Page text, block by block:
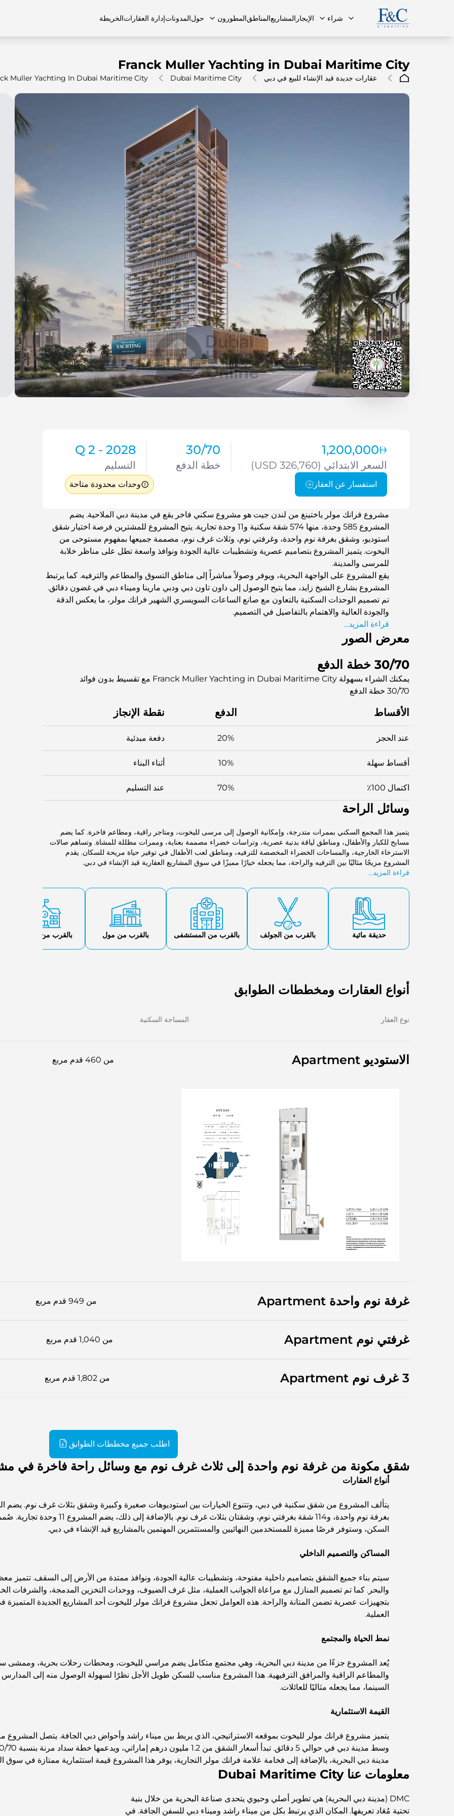
شراء
الشقق
الإيجار المشاريعالمناطقالمطورون حولالمدوناتإدارة العقاراتالخريطة
Franck Muller Yachting in Dubai Maritime City
عقارات جديدة قيد الإنشاء للبيع في دبي Dubai Maritime City
Muller Yachting In Dubai Maritime City
1,200,000
السعر الابتدائي (USD 326,760)
30/70
خطة الدفع
Q 2 - 2028
التسليم
استفسار عن العقار وحدات محدودة متاحة
مشروع فرانك مولر ياختينغ من لندن جيت هو مشروع سكني فاخر يقع في مدينة دبي الملاحية. يضم
المشروع 585 وحدة، منها 574 شقة سكنية و11 وحدة تجارية. يتيح المشروع للمشترين فرصة اختيار شقق
استوديو، وشقق بغرفة نوم واحدة، وغرفتي نوم، وثلاث غرف نوم، مصممة جميعها بمفهوم مستوحى من
اليخوت. يتميز المشروع بتصاميم عصرية وتشطيبات عالية الجودة ونوافذ واسعة تطل على مناظر خلابة
للمرسى والمدينة.
يقع المشروع على الواجهة البحرية، ويوفر وصولاً مباشراً إلى مناطق التسوق والمطاعم والترفيه. كما يرتبط
المشروع بشارع الشيخ زايد، مما يتيح الوصول إلى داون تاون دبي ودبي مارينا وميناء دبي في غضون دقائق.
تم تصميم الوحدات السكنية بالتعاون مع صانع الساعات السويسري الشهير فرانك مولر، ما يعكس الدقة
والجودة العالية والاهتمام بالتفاصيل في التصميم.
قراءة المزيد...
معرض الصور
30/70 خطة الدفع
يمكنك الشراء بسهولة Franck Muller Yachting in Dubai Maritime City مع تقسيط بدون فوائد
30/70 خطة الدفع
الأقساط الدفع نقطة الإنجاز
عند الحجز 20% دفعة مبدئية
أقساط سهلة 10% أثناء البناء
اكتمال 100٪ 70% عند التسليم
وسائل الراحة
يتميز هذا المجمع السكني بممرات متدرجة، وإمكانية الوصول إلى مرسى لليخوت، ومتاجر راقية، ومطاعم فاخرة. كما يضم
مسابح للكبار والأطفال، ومناطق لياقة بدنية عصرية، وتراسات خضراء مصممة بعناية، وممرات مظللة للمشاة. وتساهم صالات
الاسترخاء الخارجية، والمساحات الخضراء المخصصة للترفيه، ومناطق لعب الأطفال في توفير حياة مريحة للسكان. يقدم
المشروع مزيجًا مثاليًا بين الترفيه والراحة، مما يجعله خيارًا مميزًا في سوق المشاريع العقارية قيد الإنشاء في دبي.
قراءة المزيد...
حديقة مائية بالقرب من الجولف بالقرب من المستشفى بالقرب من مول بالقرب من مدرسة
أنواع العقارات ومخططات الطوابق
نوع العقار المساحة السكنية
الاستوديو Apartment من 460 قدم مربع
غرفة نوم واحدة Apartment من 949 قدم مربع
غرفتي نوم Apartment من 1,040 قدم مربع
3 غرف نوم Apartment من 1,802 قدم مربع
اطلب جميع مخططات الطوابق
شقق مكونة من غرفة نوم واحدة إلى ثلاث غرف نوم مع وسائل راحة فاخرة في
أنواع العقارات
بغرفة نوم واحدة، و114 شقة بغرفتي
السكن، وستوفر فرصًا مميزة للمستخدمين النهائيين والمستثمرين المهتمين بالمشاريع قيد الإنشاء في دبي.
المساكن والتصميم الداخلي
سيتم بناء جميع الشقق بتصاميم داخلية مفتوحة، وتشطيبات عالية الجودة، ونوافذ ممتدة من الأرض إلى السقف. تتميز
والبحر. كما تم تصميم المنازل مع مراعاة الجوانب العملية، مثل غرف الضيوف، ووحدات التخزين المدمجة، والشرفات
بتجهيزات عصرية تضمن المتانة والراحة. هذه العوامل تجعل مشروع فرانك مولر لليخوت أحد المشاريع الجديدة المتميزة
العملية.
نمط الحياة والمجتمع
يُعد المشروع جزءًا من مدينة دبي البحرية، وهي مجتمع متكامل يضم مراسي لليخوت، ومحطات رحلات بحرية، وممشى
والمطاعم الراقية والمرافق الترفيهية. هذا المشروع مناسب للسكن طويل الأجل نظرًا لسهولة الوصول منه إلى المدارس
السينما، مما يجعله مثاليًا للعائلات.
القيمة الاستثمارية
يتميز مشروع فرانك مولر لليخوت بموقعه الاستراتيجي، الذي يربط بين ميناء راشد وأحواض دبي الجافة. يتصل المشروع
مدينة دبي البحرية، بالإضافة إلى فخامة علامة فرانك مولر التجارية، يوفر هذا المشروع قيمة استثمارية ممتازة في سوق
معلومات عنا Dubai Maritime City
DMC (مدينة دبي البحرية) هي تطوير أصلي وحيوي يتحدى صناعة البحرية من خلال بنية
تحتية مُعَاد تعريفها. المكان الذي يرتبط بكل من ميناء راشد وميناء دبي للسفن الجافة. في